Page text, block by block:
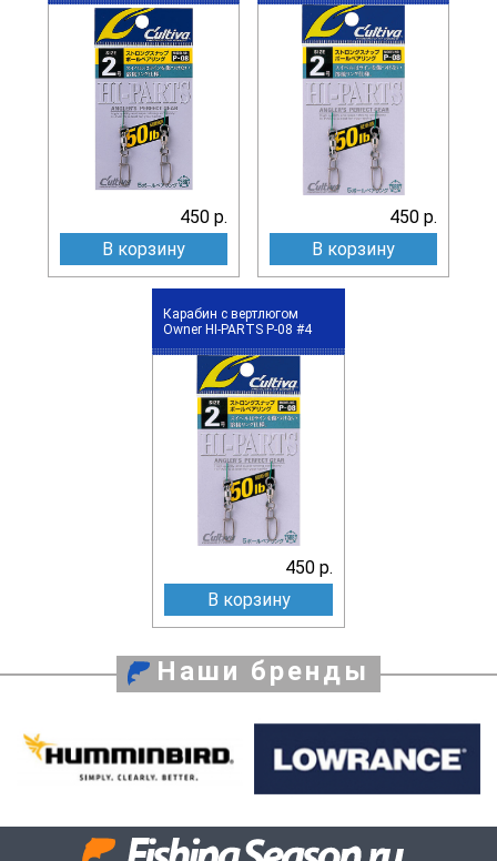
450 р.
В корзину
450 р.
В корзину
Карабин с вертлюгом
Owner HI-PARTS P-08 #4
450 р.
В корзину
Наши бренды